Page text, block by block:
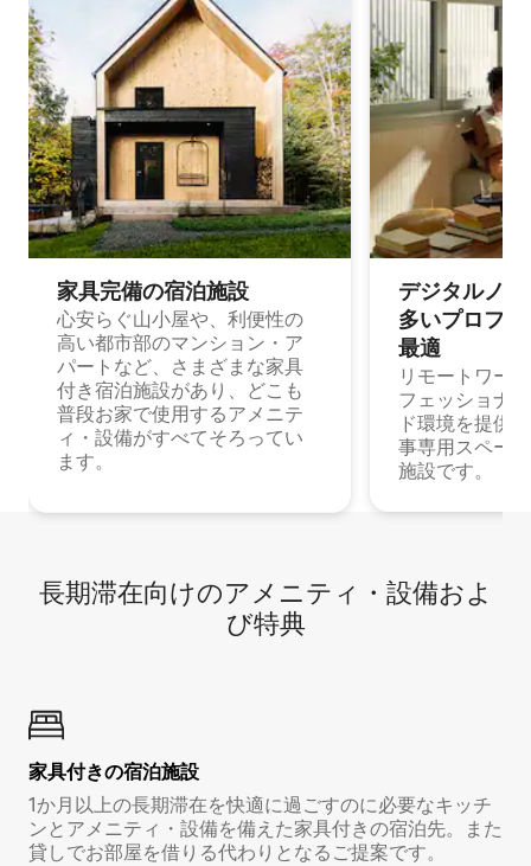
家具完備の宿⁠泊⁠施⁠設
心安らぐ山小屋や、利便性の
高い都市部のマンション・ア
パートなど、さまざまな家具
付き宿泊施設があり、どこも
普段お家で使用するアメニテ
ィ・設備がすべてそろってい
ます。
デジタルノ
多⁠いプ⁠ロ⁠フ⁠
最⁠適
リモートワー
フェッショナ
ド環境を提供
事専用スペー
施設です。
長期滞在向け⁠のア⁠メ⁠ニ⁠テ⁠ィ⁠・設⁠備⁠およ
び特⁠典
家具付き⁠の宿⁠泊⁠施⁠設
1か月以上の長期滞在を快適に過ごすのに必要なキッチ
ンとアメニティ・設備を備えた家具付きの宿泊先。また
貸しでお部屋を借りる代わりとなるご提案です。